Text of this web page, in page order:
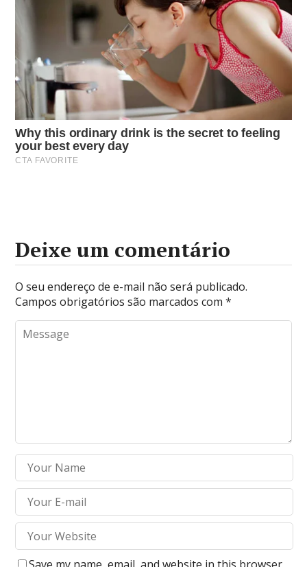
Deixe um comentário
O seu endereço de e-mail não será publicado.
Campos obrigatórios são marcados com*